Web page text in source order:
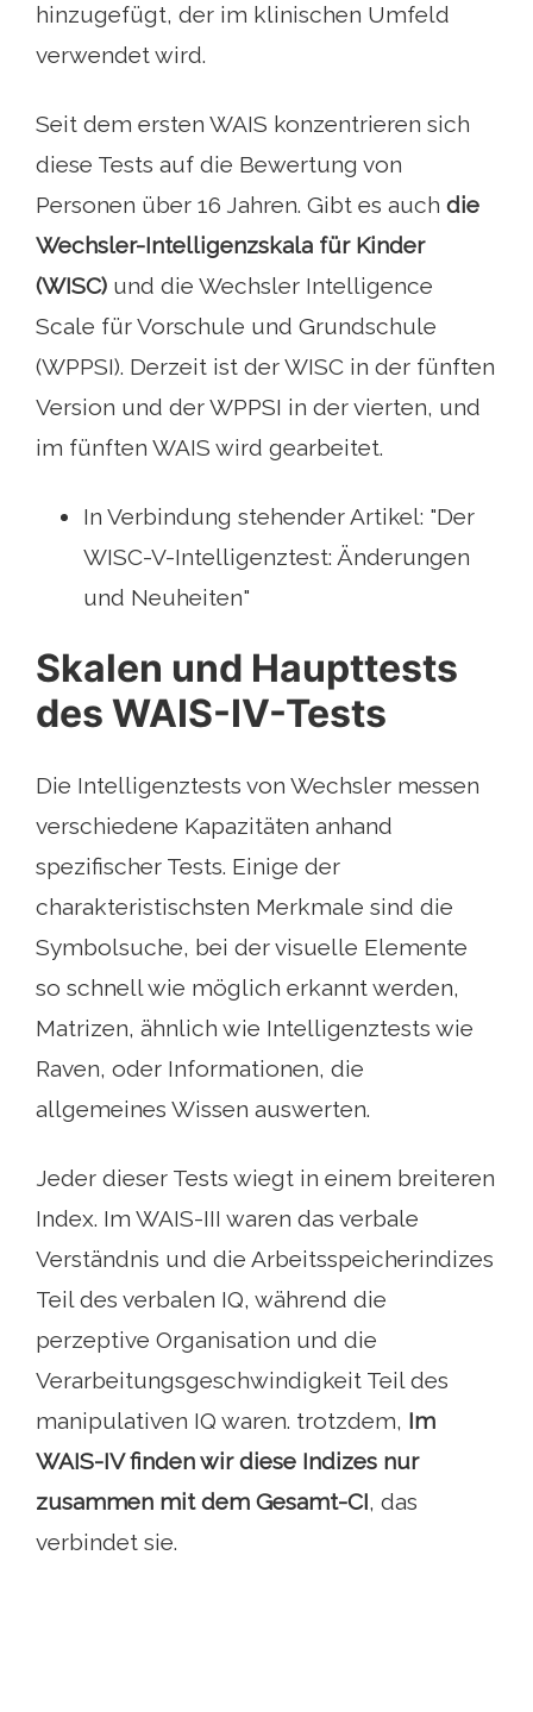
hinzugefügt, der im klinischen Umfeld
verwendet wird.
Seit dem ersten WAIS konzentrieren sich
diese Tests auf die Bewertung von
Personen über 16 Jahren. Gibt es auch die
Wechsler-Intelligenzskala für Kinder
(WISC) und die Wechsler Intelligence
Scale für Vorschule und Grundschule
(WPPSI). Derzeit ist der WISC in der fünften
Version und der WPPSI in der vierten, und
im fünften WAIS wird gearbeitet.
In Verbindung stehender Artikel: "Der
WISC-V-Intelligenztest: Änderungen
und Neuheiten"
Skalen und Haupttests
des WAIS-IV-Tests
Die Intelligenztests von Wechsler messen
verschiedene Kapazitäten anhand
spezifischer Tests. Einige der
charakteristischsten Merkmale sind die
Symbolsuche, bei der visuelle Elemente
so schnell wie möglich erkannt werden,
Matrizen, ähnlich wie Intelligenztests wie
Raven, oder Informationen, die
allgemeines Wissen auswerten.
Jeder dieser Tests wiegt in einem breiteren
Index. Im WAIS-III waren das verbale
Verständnis und die Arbeitsspeicherindizes
Teil des verbalen IQ, während die
perzeptive Organisation und die
Verarbeitungsgeschwindigkeit Teil des
manipulativen IQ waren. trotzdem, Im
WAIS-IV finden wir diese Indizes nur
zusammen mit dem Gesamt-CI, das
verbindet sie.